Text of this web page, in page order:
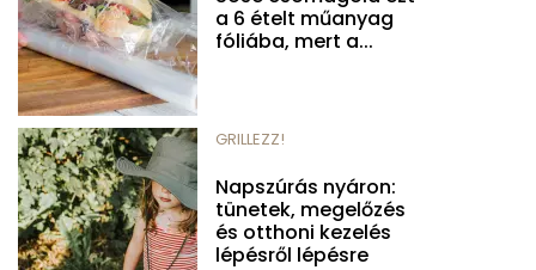
a 6 ételt műanyag
fóliába, mert a...
GRILLEZZ!
Napszúrás nyáron:
tünetek, megelőzés
és otthoni kezelés
lépésről lépésre